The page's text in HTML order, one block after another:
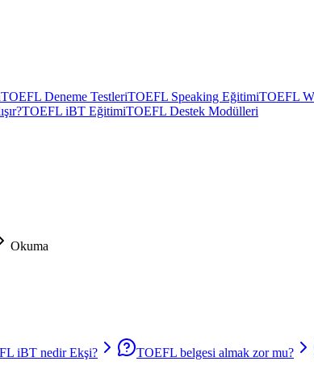
TOEFL Deneme TestleriTOEFL Speaking EğitimiTOEFL
TOEFL iBT EğitimiTOEFL Destek Modülleri
Okuma
iBT nedir Ekşi? TOEFL belgesi almak zor mu?